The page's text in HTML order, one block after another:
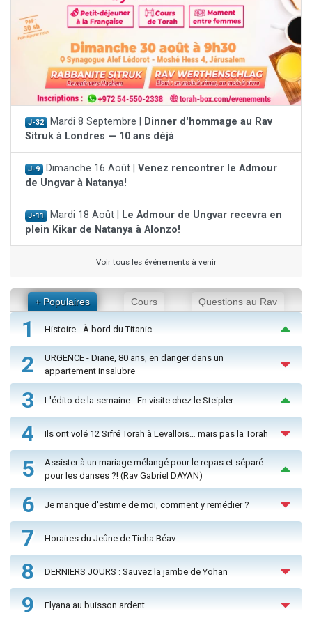
J-32 Mardi 8 Septembre |
Dinner d'hommage au Rav
Sitruk à Londres — 10 ans déjà
J-9 Dimanche 16 Août | Venez rencontrer le Admour
de Ungvar à Natanya!
J-11 Mardi 18 Août |
Le Admour de Ungvar recevra en
plein Kikar de Natanya à Alonzo!
Voir tous les événements à venir
+ Populaires Cours Questions au Rav
1 Histoire - À bord du Titanic
2
URGENCE - Diane, 80 ans, en danger dans un
appartement insalubre
3 L'édito de la semaine - En visite chez le Steipler
4 Ils ont volé 12 Sifré Torah à Levallois… mais pas la Torah
5
Assister à un mariage mélangé pour le repas et séparé
pour les danses ?! (Rav Gabriel DAYAN)
6 Je manque d'estime de moi, comment y remédier ?
7 Horaires du Jeûne de Ticha Béav
8 DERNIERS JOURS : Sauvez la jambe de Yohan
9 Elyana au buisson ardent